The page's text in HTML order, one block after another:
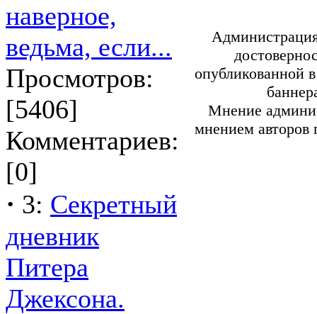
наверное,
ведьма, если...
Просмотров:
[5406]
Комментариев:
[0]
· 3: Секретный
дневник
Питера
Джексона.
опубликованной
Мнение
мнением авторов